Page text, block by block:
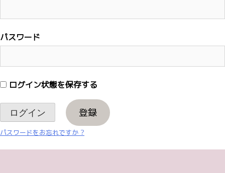
パスワード
ログイン状態を保存する
登録
パスワードをお忘れですか ?